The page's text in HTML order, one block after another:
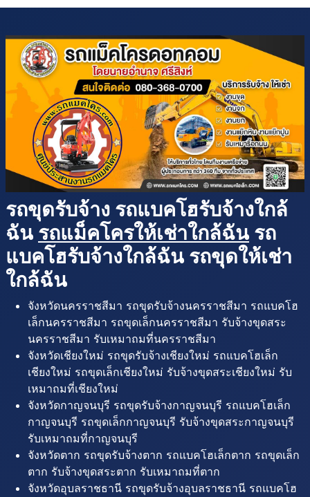
รถขุดรับจ้าง รถแบคโฮรับจ้างใกล้
ฉัน รถแม็คโครให้เช่าใกล้ฉัน รถ
แบคโฮรับจ้างใกล้ฉัน รถขุดให้เช่า
ใกล้ฉัน
จังหวัดนครราชสีมา รถขุดรับจ้างนครราชสีมา รถแบคโฮ
เล็กนครราชสีมา รถขุดเล็กนครราชสีมา รับจ้างขุดสระ
นครราชสีมา รับเหมาถมที่นครราชสีมา
จังหวัดเชียงใหม่ รถขุดรับจ้างเชียงใหม่ รถแบคโฮเล็ก
เชียงใหม่ รถขุดเล็กเชียงใหม่ รับจ้างขุดสระเชียงใหม่ รับ
เหมาถมที่เชียงใหม่
จังหวัดกาญจนบุรี รถขุดรับจ้างกาญจนบุรี รถแบคโฮเล็ก
กาญจนบุรี รถขุดเล็กกาญจนบุรี รับจ้างขุดสระกาญจนบุรี
รับเหมาถมที่กาญจนบุรี
จังหวัดตาก รถขุดรับจ้างตาก รถแบคโฮเล็กตาก รถขุดเล็ก
ตาก รับจ้างขุดสระตาก รับเหมาถมที่ตาก
จังหวัดอุบลราชธานี รถขุดรับจ้างอุบลราชธานี รถแบคโฮ